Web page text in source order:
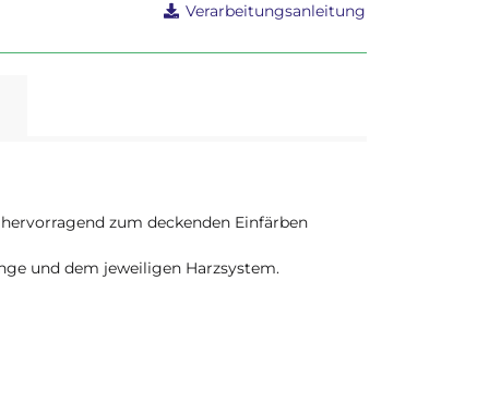
Verarbeitungsanleitung
zum deckenden Einfärben
und dem jeweiligen Harzsystem.